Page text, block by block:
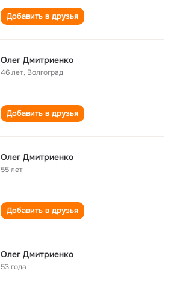
Добавить в друзья
Олег Дмитриенко
46 лет, Волгоград
Добавить в друзья
Олег Дмитриенко
55 лет
Добавить в друзья
Олег Дмитриенко
53 года